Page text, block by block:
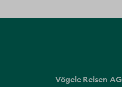
Vögele Reisen AG